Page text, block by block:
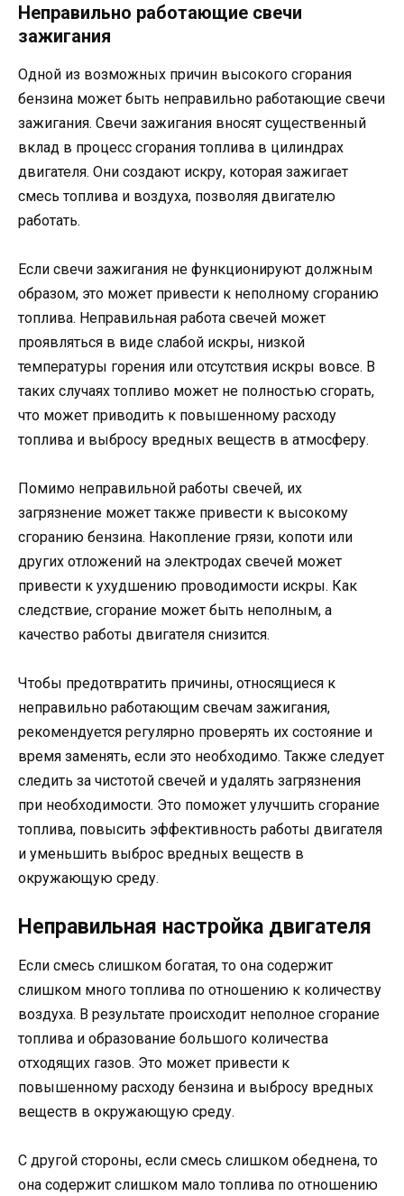
Неправильно работающие свечи
зажигания
Одной из возможных причин высокого сгорания
бензина может быть неправильно работающие свечи
зажигания. Свечи зажигания вносят существенный
вклад в процесс сгорания топлива в цилиндрах
двигателя. Они создают искру, которая зажигает
смесь топлива и воздуха, позволяя двигателю
работать.
Если свечи зажигания не функционируют должным
образом, это может привести к неполному сгоранию
топлива. Неправильная работа свечей может
проявляться в виде слабой искры, низкой
температуры горения или отсутствия искры вовсе. В
таких случаях топливо может не полностью сгорать,
что может приводить к повышенному расходу
топлива и выбросу вредных веществ в атмосферу.
Помимо неправильной работы свечей, их
загрязнение может также привести к высокому
сгоранию бензина. Накопление грязи, копоти или
других отложений на электродах свечей может
привести к ухудшению проводимости искры. Как
следствие, сгорание может быть неполным, а
качество работы двигателя снизится.
Чтобы предотвратить причины, относящиеся к
неправильно работающим свечам зажигания,
рекомендуется регулярно проверять их состояние и
время заменять, если это необходимо. Также следует
следить за чистотой свечей и удалять загрязнения
при необходимости. Это поможет улучшить сгорание
топлива, повысить эффективность работы двигателя
и уменьшить выброс вредных веществ в
окружающую среду.
Неправильная настройка двигателя
Если смесь слишком богатая, то она содержит
слишком много топлива по отношению к количеству
воздуха. В результате происходит неполное сгорание
топлива и образование большого количества
отходящих газов. Это может привести к
повышенному расходу бензина и выбросу вредных
веществ в окружающую среду.
С другой стороны, если смесь слишком обеднена, то
она содержит слишком мало топлива по отношению